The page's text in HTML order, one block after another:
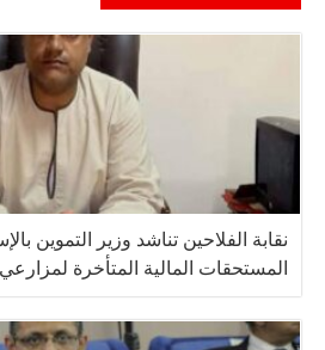
نقابة الفلاحين تناشد وزير التموين
المستحقات المالية المتأخرة